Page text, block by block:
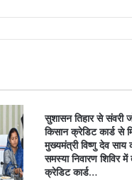
सुशासन तिहार से संवरी
किसान क्रेडिट कार्ड से
मुख्यमंत्री विष्णु देव
समस्या निवारण शिविर
क्रेडिट कार्ड…